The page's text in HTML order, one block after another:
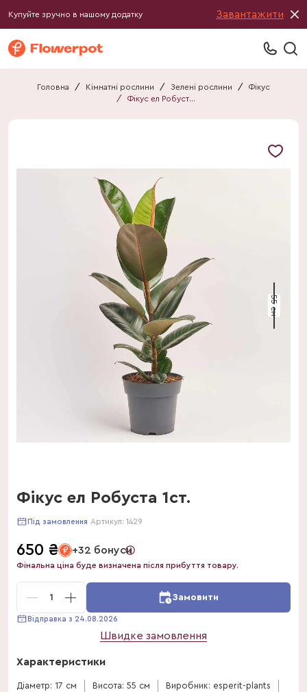
Купуйте зручно в нашому додатку Завантажити
Головна / Кімнатні рослини / Зелені рослини /
Фікус
/
Фікус ел Робуста 1ст.
55 см
Фікус ел Робуста 1ст.
Під замовлення Артикул: 1429
650 ₴ +32 бонуси
Фінальна ціна буде визначена після прибуття товару.
1 Замовити
Відправка з 24.08.2026
Швидке замовлення
Характеристики
Діаметр: 17 см Висота: 55 см
Виробник: esperit-plants